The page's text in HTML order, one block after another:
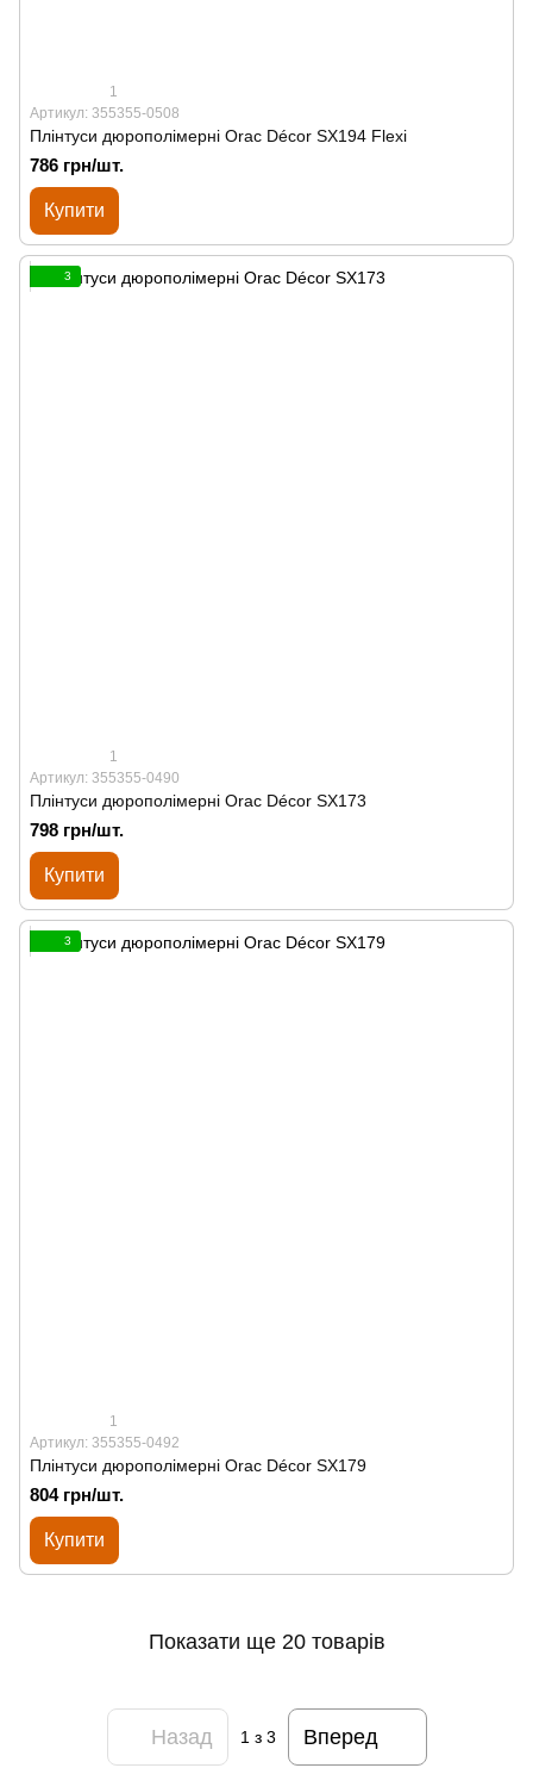
1
Артикул: 355355-0508
Плінтуси дюрополімерні Orac Décor SX194 Flexi
786 грн/шт.
Купити
3
1
Артикул: 355355-0490
Плінтуси дюрополімерні Orac Décor SX173
798 грн/шт.
Купити
3
1
Артикул: 355355-0492
Плінтуси дюрополімерні Orac Décor SX179
804 грн/шт.
Купити
Показати ще 20 товарів
Назад 1 з 3 Вперед